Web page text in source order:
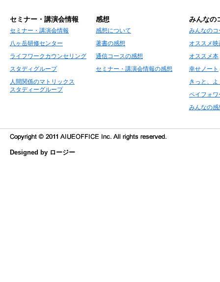
セミナー・講演会情報
セミナー・講演会情報
八ヶ岳研修センター
ライフワークカウンセリング
スタディグループ
人間関係のマトリックス
スタディーグループ
感想
感想について
著書の感想
通信コースの感想
セミナー・講演会情報の感想
みんなの
みんなの
オススメ映
オススメ本
幸せノート
きっと、
ペイフォワ
みんなの感
Designed by ロージー